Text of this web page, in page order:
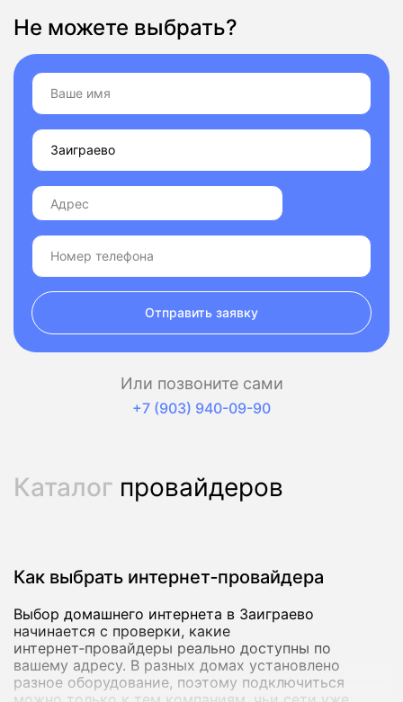
Не можете выбрать?
Отправить заявку
Или позвоните сами
+7 (903) 940-09-90
Каталог провайдеров
Как выбрать интернет‑провайдера
Выбор домашнего интернета в Заиграево
начинается с проверки, какие
интернет‑провайдеры реально доступны по
вашему адресу. В разных домах установлено
разное оборудование, поэтому подключиться